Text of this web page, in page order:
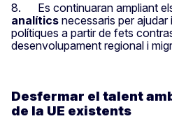
8. Es continuaran ampliant
analítics necessaris per
polítiques a partir de fets
desenvolupament regional i
Desfermar el talent
de la UE existents